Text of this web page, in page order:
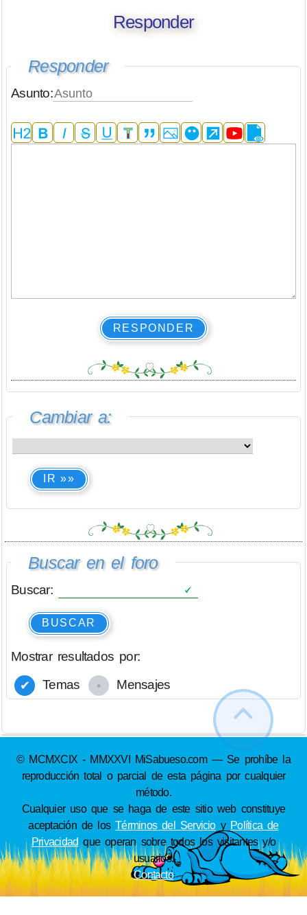
Responder
Responder
Asunto:
RESPONDER
Cambiar a:
IR »»
Buscar en el foro
Buscar:
BUSCAR
Mostrar resultados por:
Temas
Mensajes
© MCMXCIX - MMXXVI MiSabueso.com — Se prohíbe la
reproducción total o parcial de esta página por cualquier
método.
Cualquier uso que se haga de este sitio web constituye
aceptación de losTérminos del Servicioy Política de
Privacidad que operan sobre todos los visitantes y/o
usuarios.
Contacto